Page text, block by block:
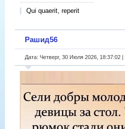
Qui quaerit, reperit
Рашид56
Дата: Четверг, 30 Июля 2026, 18:37:02